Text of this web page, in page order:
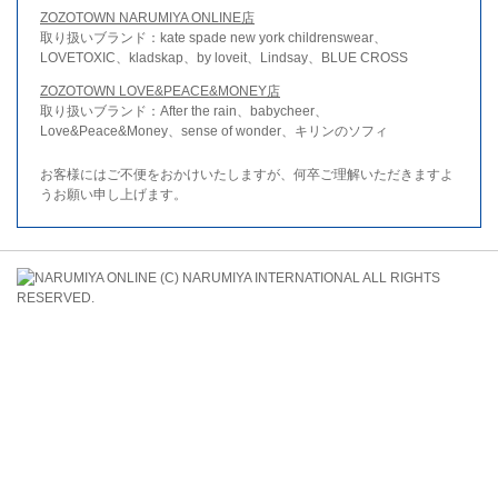
ZOZOTOWN NARUMIYA ONLINE店
取り扱いブランド：kate spade new york childrenswear、
LOVETOXIC、kladskap、by loveit、Lindsay、BLUE CROSS
ZOZOTOWN LOVE&PEACE&MONEY店
取り扱いブランド：After the rain、babycheer、
Love&Peace&Money、sense of wonder、キリンのソフィ
お客様にはご不便をおかけいたしますが、何卒ご理解いただきますよ
うお願い申し上げます。